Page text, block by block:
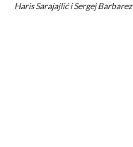
Haris Sarajajlić i Sergej Barbarez